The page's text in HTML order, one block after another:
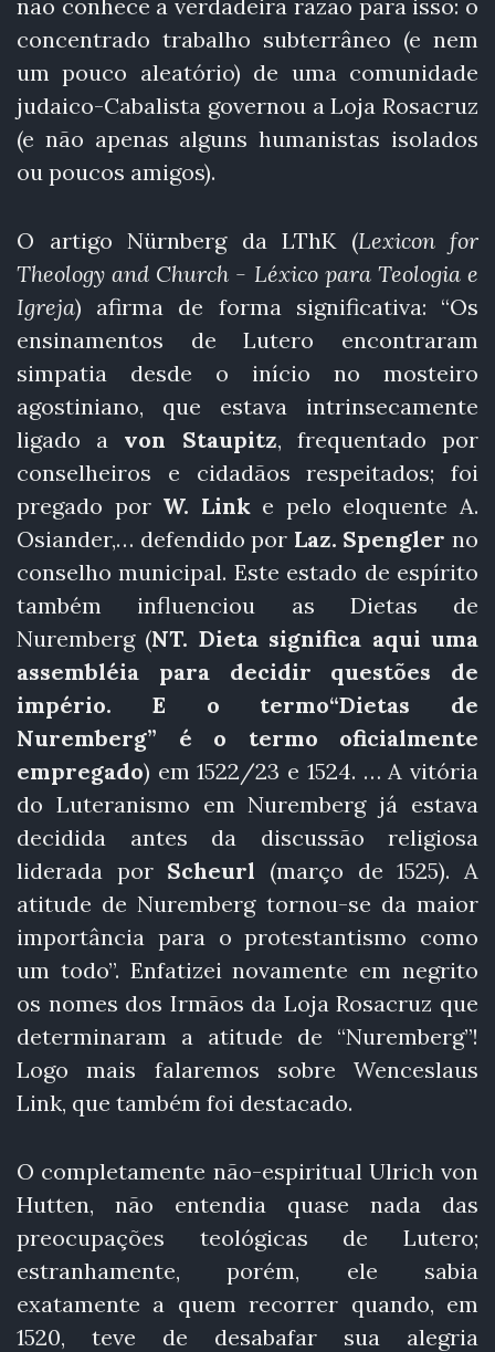
não conhece a verdadeira razão para isso: o
concentrado trabalho subterrâneo (e nem
um pouco aleatório) de uma comunidade
judaico-Cabalista governou a Loja Rosacruz
(e não apenas alguns humanistas isolados
ou poucos amigos).
O artigo Nürnberg da LThK (Lexicon for
Theology and Church - Léxico para Teologia e
Igreja) afirma de forma significativa: “Os
ensinamentos de Lutero encontraram
simpatia desde o início no mosteiro
agostiniano, que estava intrinsecamente
ligado a von Staupitz, frequentado por
conselheiros e cidadãos respeitados; foi
pregado por W. Linke pelo eloquente A.
Osiander,… defendido por Laz. Spengler no
conselho municipal. Este estado de espírito
também influenciou as Dietas de
Nuremberg (NT. Dieta significa aqui uma
assembléia para decidir questões de
império. E o termo“Dietas de
Nuremberg” é o termo oficialmente
empregado) em 1522/23 e 1524. … A vitória
do Luteranismo em Nuremberg já estava
decidida antes da discussão religiosa
liderada por Scheurl (março de 1525). A
atitude de Nuremberg tornou-se da maior
importância para o protestantismo como
um todo”. Enfatizei novamente em negrito
os nomes dos Irmãos da Loja Rosacruz que
determinaram a atitude de “Nuremberg”!
Logo mais falaremos sobre Wenceslaus
Link, que também foi destacado.
O completamente não-espiritual Ulrich von
Hutten, não entendia quase nada das
preocupações teológicas de Lutero;
estranhamente, porém, ele sabia
exatamente a quem recorrer quando, em
1520, teve de desabafar sua alegria